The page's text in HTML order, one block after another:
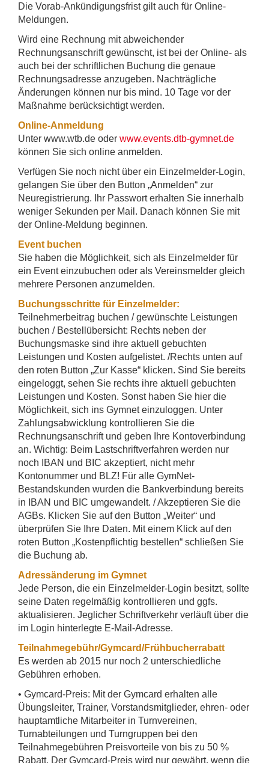
Die Vorab-Ankündigungsfrist gilt auch für Online-
Meldungen.
Wird eine Rechnung mit abweichender
Rechnungsanschrift gewünscht, ist bei der Online- als
auch bei der schriftlichen Buchung die genaue
Rechnungsadresse anzugeben. Nachträgliche
Änderungen können nur bis mind. 10 Tage vor der
Maßnahme berücksichtigt werden.
Online-Anmeldung
Unter www.wtb.de oder www.events.dtb-gymnet.de
können Sie sich online anmelden.
Verfügen Sie noch nicht über ein Einzelmelder-Login,
gelangen Sie über den Button „Anmelden“ zur
Neuregistrierung. Ihr Passwort erhalten Sie innerhalb
weniger Sekunden per Mail. Danach können Sie mit
der Online-Meldung beginnen.
Event buchen
Sie haben die Möglichkeit, sich als Einzelmelder für
ein Event einzubuchen oder als Vereinsmelder gleich
mehrere Personen anzumelden.
Buchungsschritte für Einzelmelder:
Teilnehmerbeitrag buchen / gewünschte Leistungen
buchen / Bestellübersicht: Rechts neben der
Buchungsmaske sind ihre aktuell gebuchten
Leistungen und Kosten aufgelistet. /Rechts unten auf
den roten Button „Zur Kasse“ klicken. Sind Sie bereits
eingeloggt, sehen Sie rechts ihre aktuell gebuchten
Leistungen und Kosten. Sonst haben Sie hier die
Möglichkeit, sich ins Gymnet einzuloggen. Unter
Zahlungsabwicklung kontrollieren Sie die
Rechnungsanschrift und geben Ihre Kontoverbindung
an. Wichtig: Beim Lastschriftverfahren werden nur
noch IBAN und BIC akzeptiert, nicht mehr
Kontonummer und BLZ! Für alle GymNet-
Bestandskunden wurden die Bankverbindung bereits
in IBAN und BIC umgewandelt. / Akzeptieren Sie die
AGBs. Klicken Sie auf den Button „Weiter“ und
überprüfen Sie Ihre Daten. Mit einem Klick auf den
roten Button „Kostenpflichtig bestellen“ schließen Sie
die Buchung ab.
Adressänderung im Gymnet
Jede Person, die ein Einzelmelder-Login besitzt, sollte
seine Daten regelmäßig kontrollieren und ggfs.
aktualisieren. Jeglicher Schriftverkehr verläuft über die
im Login hinterlegte E-Mail-Adresse.
Teilnahmegebühr/Gymcard/Frühbucherrabatt
Es werden ab 2015 nur noch 2 unterschiedliche
Gebühren erhoben.
• Gymcard-Preis: Mit der Gymcard erhalten alle
Übungsleiter, Trainer, Vorstandsmitglieder, ehren- oder
hauptamtliche Mitarbeiter in Turnvereinen,
Turnabteilungen und Turngruppen bei den
Teilnahmegebühren Preisvorteile von bis zu 50 %
Rabatt. Der Gymcard-Preis wird nur gewährt, wenn die